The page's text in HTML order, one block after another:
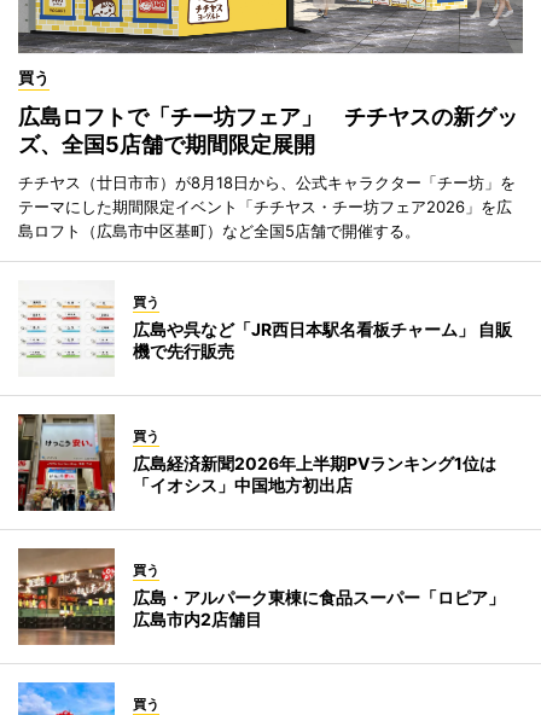
買う
広島ロフトで「チー坊フェア」 チチヤスの新グッ
ズ、全国5店舗で期間限定展開
チチヤス（廿日市市）が8月18日から、公式キャラクター「チー坊」を
テーマにした期間限定イベント「チチヤス・チー坊フェア2026」を広
島ロフト（広島市中区基町）など全国5店舗で開催する。
買う
広島や呉など「JR西日本駅名看板チャーム」 自販
機で先行販売
買う
広島経済新聞2026年上半期PVランキング1位は
「イオシス」中国地方初出店
買う
広島・アルパーク東棟に食品スーパー「ロピア」
広島市内2店舗目
買う